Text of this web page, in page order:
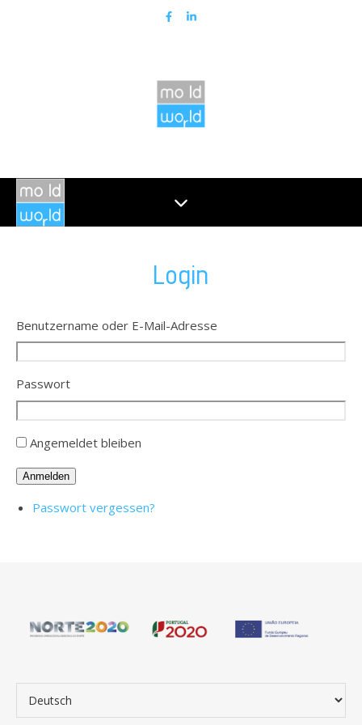
Login
Benutzername oder E-Mail-Adresse
Passwort
Angemeldet bleiben
Anmelden
Passwort vergessen?
Sprache auswählen